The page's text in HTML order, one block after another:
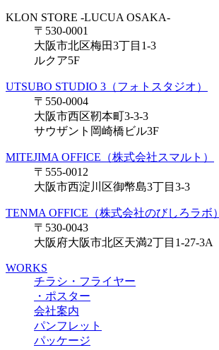
KLON STORE -LUCUA OSAKA-
〒530-0001
大阪市北区梅田3丁目1-3
ルクア5F
UTSUBO STUDIO 3（フォトスタジオ）
〒550-0004
大阪市西区靭本町3-3-3
サウザント岡崎橋ビル3F
MITEJIMA OFFICE（株式会社スマルト）
〒555-0012
大阪市西淀川区御幣島3丁目3-3
TENMA OFFICE（株式会社のびしろラボ）
〒530-0043
大阪府大阪市北区天満2丁目1-27-3A
WORKS
チラシ・フライヤー
・ポスター
会社案内
パンフレット
パッケージ